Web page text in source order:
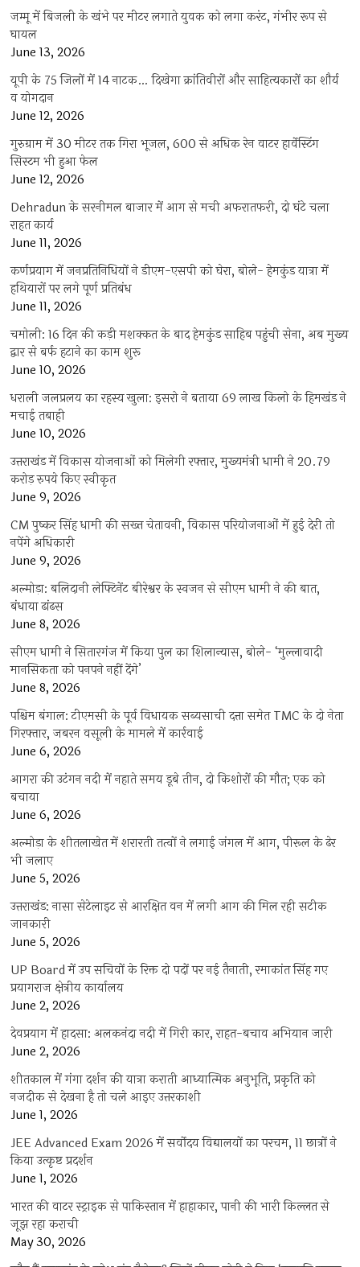
जम्मू में बिजली के खंभे पर मीटर लगाते युवक को लगा करंट, गंभीर रूप से
घायल
June 13, 2026
यूपी के 75 जिलों में 14 नाटक… दिखेगा क्रांतिवीरों और साहित्यकारों का शौर्य
व योगदान
June 12, 2026
गुरुग्राम में 30 मीटर तक गिरा भूजल, 600 से अधिक रेन वाटर हार्वेस्टिंग
सिस्टम भी हुआ फेल
June 12, 2026
Dehradun के सरनीमल बाजार में आग से मची अफरातफरी, दो घंटे चला
राहत कार्य
June 11, 2026
कर्णप्रयाग में जनप्रतिनिधियों ने डीएम-एसपी को घेरा, बोले- हेमकुंड यात्रा में
हथियारों पर लगे पूर्ण प्रतिबंध
June 11, 2026
चमोली: 16 दिन की कड़ी मशक्कत के बाद हेमकुंड साहिब पहुंची सेना, अब मुख्य
द्वार से बर्फ हटाने का काम शुरू
June 10, 2026
धराली जलप्रलय का रहस्य खुला: इसरो ने बताया 69 लाख किलो के हिमखंड ने
मचाई तबाही
June 10, 2026
उत्तराखंड में विकास योजनाओं को मिलेगी रफ्तार, मुख्यमंत्री धामी ने 20.79
करोड़ रुपये किए स्वीकृत
June 9, 2026
CM पुष्कर सिंह धामी की सख्त चेतावनी, विकास परियोजनाओं में हुई देरी तो
नपेंगे अधिकारी
June 9, 2026
अल्मोड़ा: बलिदानी लेफ्टिनेंट बीरेश्वर के स्वजन से सीएम धामी ने की बात,
बंधाया ढांढस
June 8, 2026
सीएम धामी ने सितारगंज में किया पुल का शिलान्यास, बोले- ‘मुल्लावादी
मानसिकता को पनपने नहीं देंगे’
June 8, 2026
पश्चिम बंगाल: टीएमसी के पूर्व विधायक सब्यसाची दत्ता समेत TMC के दो नेता
गिरफ्तार, जबरन वसूली के मामले में कार्रवाई
June 6, 2026
आगरा की उटंगन नदी में नहाते समय डूबे तीन, दो किशोरों की मौत; एक को
बचाया
June 6, 2026
अल्मोड़ा के शीतलाखेत में शरारती तत्वों ने लगाई जंगल में आग, पीरूल के ढेर
भी जलाए
June 5, 2026
उत्तराखंड: नासा सेटेलाइट से आरक्षित वन में लगी आग की मिल रही सटीक
जानकारी
June 5, 2026
UP Board में उप सचिवों के रिक्त दो पदों पर नई तैनाती, रमाकांत सिंह गए
प्रयागराज क्षेत्रीय कार्यालय
June 2, 2026
देवप्रयाग में हादसा: अलकनंदा नदी में गिरी कार, राहत-बचाव अभियान जारी
June 2, 2026
शीतकाल में गंगा दर्शन की यात्रा कराती आध्यात्मिक अनुभूति, प्रकृति को
नजदीक से देखना है तो चले आइए उत्तरकाशी
June 1, 2026
JEE Advanced Exam 2026 में सर्वोदय विद्यालयों का परचम, 11 छात्रों ने
किया उत्कृष्ट प्रदर्शन
June 1, 2026
भारत की वाटर स्ट्राइक से पाकिस्तान में हाहाकार, पानी की भारी किल्लत से
जूझ रहा कराची
May 30, 2026